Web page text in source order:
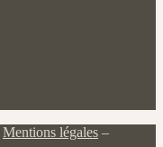
Mentions légales –